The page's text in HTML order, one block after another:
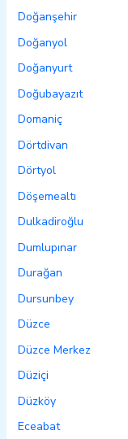
Doğanşehir
Doğanyol
Doğanyurt
Doğubayazıt
Domaniç
Dörtdivan
Dörtyol
Döşemealtı
Dulkadiroğlu
Dumlupınar
Durağan
Dursunbey
Düzce
Düzce Merkez
Düziçi
Düzköy
Eceabat